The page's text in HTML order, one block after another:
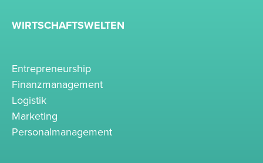
WIRTSCHAFTSWELTEN
Entrepreneurship
Finanzmanagement
Logistik
Marketing
Personalmanagement